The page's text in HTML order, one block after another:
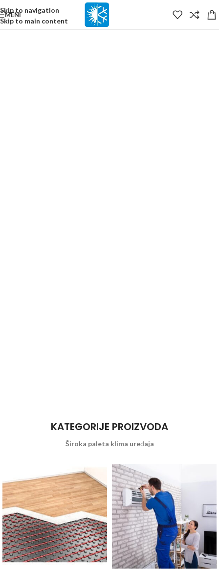
Skip to navigation
Skip to main content
MENI
KATEGORIJE PROIZVODA
Široka paleta klima uređaja